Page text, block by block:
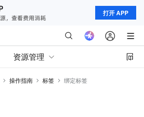
打开 APP
资源管理
操作指南 标签 绑定标签